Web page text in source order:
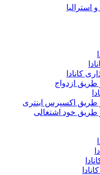
کانادا
طریق ازدواج
طریق اکسپرس اینتری
طریق خود اشتغالی